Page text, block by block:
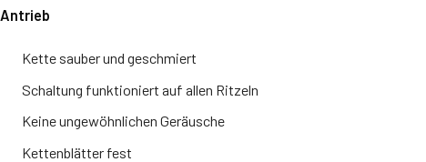
Antrieb
Kette sauber und geschmiert
Schaltung funktioniert auf allen Ritzeln
Keine ungewöhnlichen Geräusche
Kettenblätter fest